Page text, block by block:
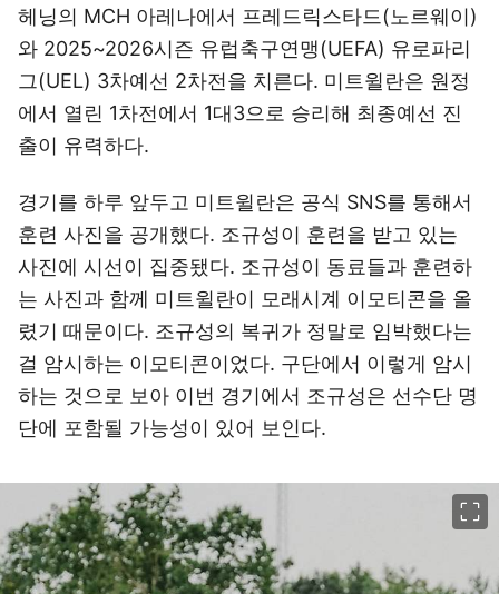
헤닝의 MCH 아레나에서 프레드릭스타드(노르웨이)
와 2025~2026시즌 유럽축구연맹(UEFA) 유로파리
그(UEL) 3차예선 2차전을 치른다. 미트윌란은 원정
에서 열린 1차전에서 1대3으로 승리해 최종예선 진
출이 유력하다.
경기를 하루 앞두고 미트윌란은 공식 SNS를 통해서
훈련 사진을 공개했다. 조규성이 훈련을 받고 있는
사진에 시선이 집중됐다. 조규성이 동료들과 훈련하
는 사진과 함께 미트윌란이 모래시계 이모티콘을 올
렸기 때문이다. 조규성의 복귀가 정말로 임박했다는
걸 암시하는 이모티콘이었다. 구단에서 이렇게 암시
하는 것으로 보아 이번 경기에서 조규성은 선수단 명
단에 포함될 가능성이 있어 보인다.